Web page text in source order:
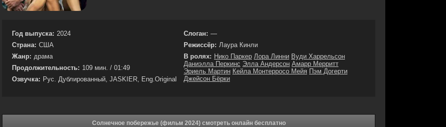
Год выпуска: 2024
Страна: США
Жанр: драма
Продолжительность: 109 мин. / 01:49
Озвучка: Рус. Дублированный, JASKIER, Eng.Original
Слоган: —
Режиссёр: Лаура Кинли
В ролях: Нико Паркер Лора Линни Вуди Харрельсон
Даниэлла Перкинс Элла Андерсон Амарр Мерритт
Эриель Мартин Кейла Монтерросо Мейя Пэм Догерти
Джейсон Бёрки
Солнечное побережье (фильм 2024) смотреть онлайн бесплатно